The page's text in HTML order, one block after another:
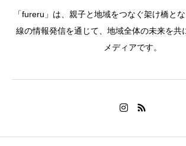
「fureru」は、親子と地域をつなぐ架け橋と
線の情報発信を通じて、地域全体の未来を共
メディアです。